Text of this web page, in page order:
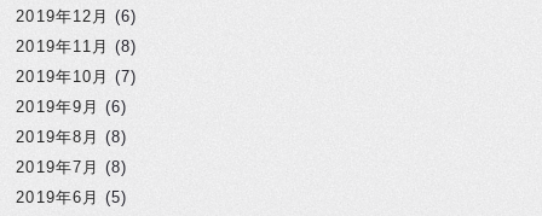
2019年12月 (6)
2019年11月 (8)
2019年10月 (7)
2019年9月 (6)
2019年8月 (8)
2019年7月 (8)
2019年6月 (5)